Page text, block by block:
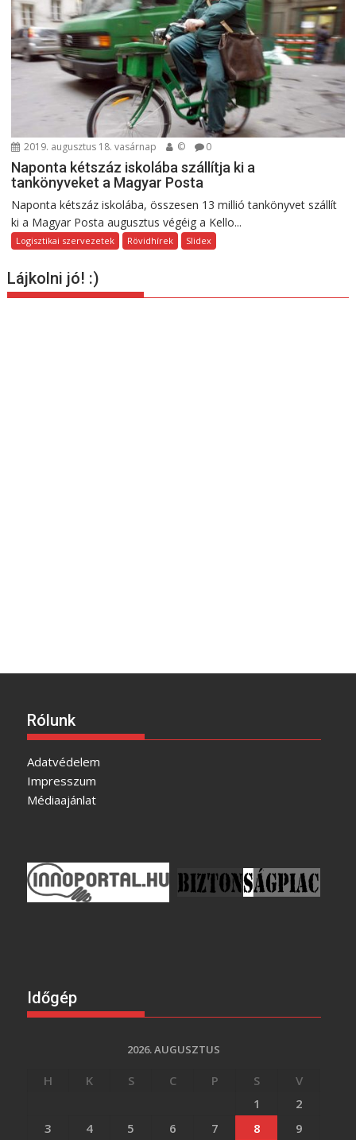
2019. augusztus 18. vasárnap © 0
Naponta kétszáz iskolába szállítja ki a
tankönyveket a Magyar Posta
Naponta kétszáz iskolába, összesen 13 millió tankönyvet szállít
ki a Magyar Posta augusztus végéig a Kello...
Logisztikai szervezetek Rövidhírek Slidex
Lájkolni jó! :)
Rólunk
Adatvédelem
Impresszum
Médiaajánlat
Időgép
2026. AUGUSZTUS
H K S C P S
V
1
2
3
4 5 6 7 8
9